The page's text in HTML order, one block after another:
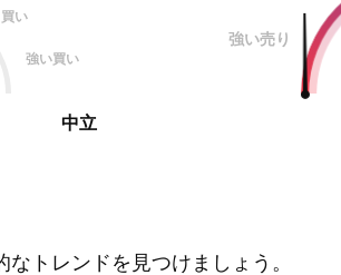
買い
強い買い
中立
強い売り
トレンドを見つけましょう。